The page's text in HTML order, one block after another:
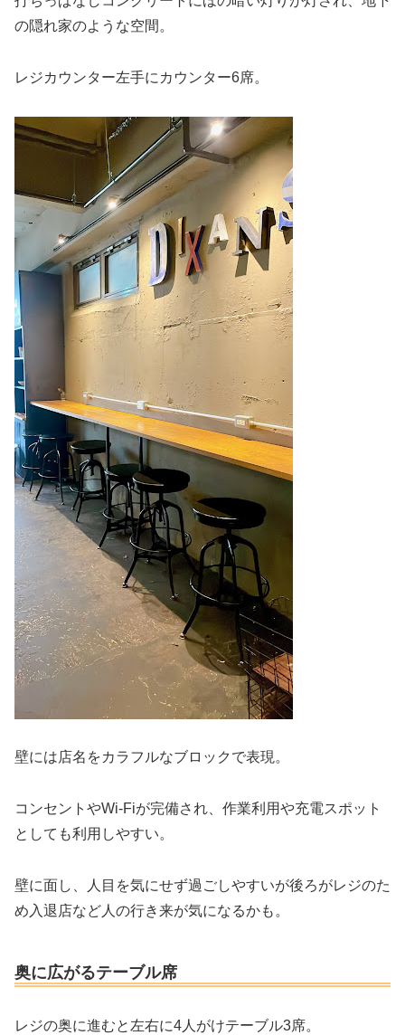
の隠れ家のような空間。
レジカウンター左手にカウンター6席。
壁には店名をカラフルなブロックで表現。
コンセントやWi-Fiが完備され、作業利用や充電スポット
としても利用しやすい。
壁に面し、人目を気にせず過ごしやすいが後ろがレジのた
め入退店など人の行き来が気になるかも。
奥に広がるテーブル席
レジの奥に進むと左右に4人がけテーブル3席。